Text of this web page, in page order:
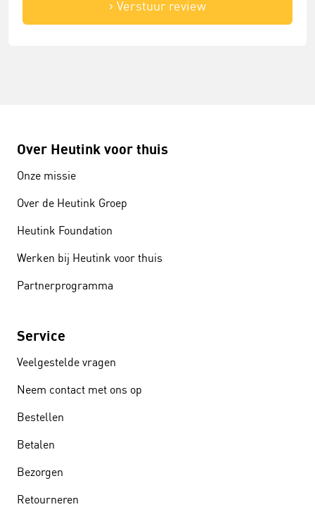
Verstuur review
Over Heutink voor thuis
Onze missie
Over de Heutink Groep
Heutink Foundation
Werken bij Heutink voor thuis
Partnerprogramma
Service
Veelgestelde vragen
Neem contact met ons op
Bestellen
Betalen
Bezorgen
Retourneren